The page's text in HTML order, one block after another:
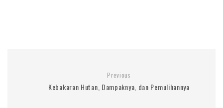
Previous
Kebakaran Hutan, Dampaknya, dan Pemulihannya